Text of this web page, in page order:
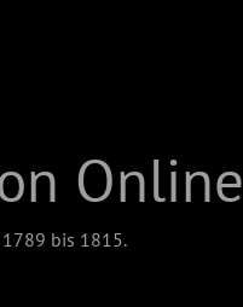
Online
bis 1815.